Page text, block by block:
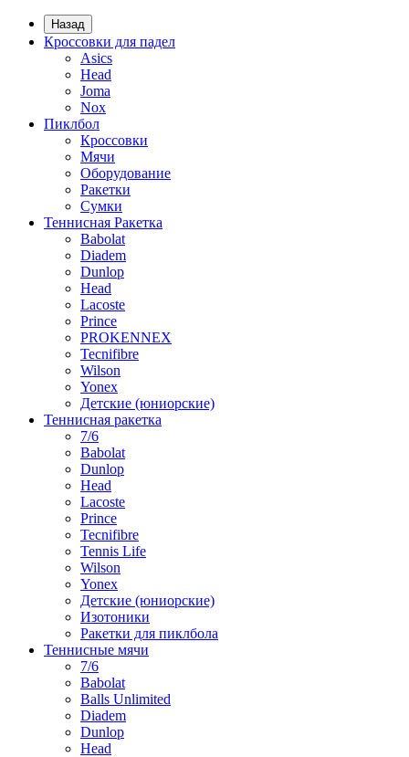
Назад
Кроссовки для падел
Asics
Head
Joma
Nox
Пиклбол
Кроссовки
Мячи
Оборудование
Ракетки
Сумки
Теннисная Ракетка
Babolat
Diadem
Dunlop
Head
Lacoste
Prince
PROKENNEX
Tecnifibre
Wilson
Yonex
Детские (юниорские)
Теннисная ракетка
7/6
Babolat
Dunlop
Head
Lacoste
Prince
Tecnifibre
Tennis Life
Wilson
Yonex
Детские (юниорские)
Изотоники
Ракетки для пиклбола
Теннисные мячи
7/6
Babolat
Balls Unlimited
Diadem
Dunlop
Head